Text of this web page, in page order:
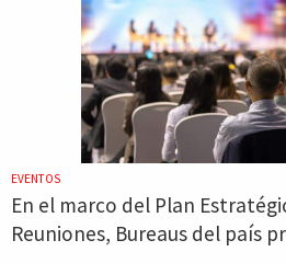
EVENTOS
En el marco del Plan
Reuniones, Bureaus del país